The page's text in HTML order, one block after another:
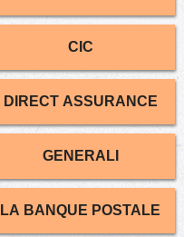
CIC
DIRECT ASSURANCE
GENERALI
LA BANQUE POSTALE